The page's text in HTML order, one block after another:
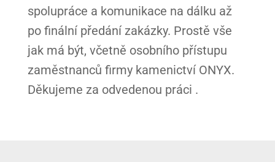
spolupráce a komunikace na dálku až
po finální předání zakázky. Prostě vše
jak má být, včetně osobního přístupu
zaměstnanců firmy kamenictví ONYX.
Děkujeme za odvedenou práci .